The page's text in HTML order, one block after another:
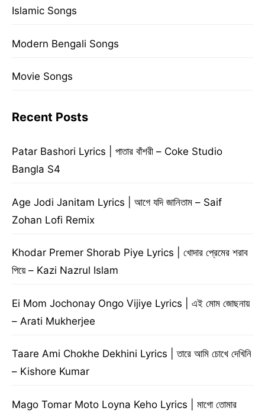
Islamic Songs
Modern Bengali Songs
Movie Songs
Recent Posts
Patar Bashori Lyrics | পাতার বাঁশরী – Coke Studio
Bangla S4
Age Jodi Janitam Lyrics | আগে যদি জানিতাম – Saif
Zohan Lofi Remix
Khodar Premer Shorab Piye Lyrics | খোদার প্রেমের শরাব
পিয়ে – Kazi Nazrul Islam
Ei Mom Jochonay Ongo Vijiye Lyrics | এই মোম জোছনায়
– Arati Mukherjee
Taare Ami Chokhe Dekhini Lyrics | তারে আমি চোখে দেখিনি
– Kishore Kumar
Mago Tomar Moto Loyna Keho Lyrics | মাগো তোমার